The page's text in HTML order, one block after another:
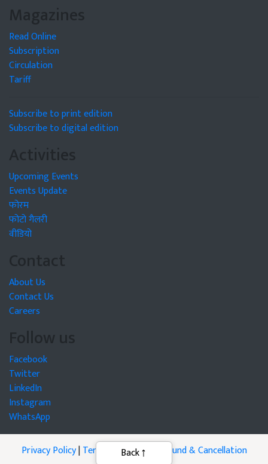
Magazines
Read Online
Subscription
Circulation
Tariff
Subscribe to print edition
Subscribe to digital edition
Activities
Upcoming Events
Events Update
फोरम
फोटो गैलरी
वीडियो
Contact
About Us
Contact Us
Careers
Follow us
Facebook
Twitter
LinkedIn
Instagram
WhatsApp
Privacy Policy|Terms of Service
Refund & Cancellation
Back